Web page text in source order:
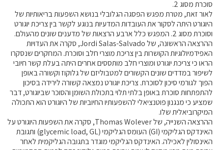
סוכרת מסוג 2.
לאור זאת, מטרת מפגש הפסגה הגלובלי בנושא השפעות בריאותיות של
היוגורט היתה לסקור את העובדות המדעיות בנוגע לקשר בין צריכת יוגורט
וסוכרת מסוג 2. המפגש כלל ארבע הרצאות של מדענים שונים מהעולם.
ההרצאה הראשונה, של Jordi Salas-Salvado, סקרה את העדויות
האפידמיולוגיות הקושרות בין צריכת מוצרי חלב וסוכרת. המחקרים שנסקרו
הראו כי צריכת יוגורט ומוצרי חלב מותססים אחרים היתה בעלת קשר חיובי
לשיפור במדדים שונים הקשורים למטבוליזם של גלוקוז וקשורה באופן
הפוך לגורמי סיכון לסוכרת. צריכת יוגורט נמצאה קשורה לירידה בסיכון
להתפתחות סוכרת באופן בלתי תלוי בתכולת השומן והסוכר שביוגורט, דבר
שמציע כי מנגנון פוטנציאלי להשפעותיו החיוביות של היוגורט הוא התכולה
המיקרוביאלית שלו.
ההרצאה השנייה, של Thomas Wolever, סקרה את השפעות היוגורט על
האינדקס הגליקמי (GI) העומס הגליקמי (glycemic load, GL) ותגובת
האינסולין לאכילה. האינדקס הגליקמי מוגדר בתגובה הגליקמית לאחר